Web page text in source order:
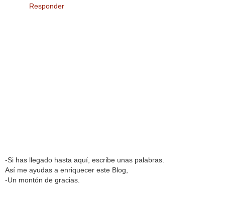
Responder
-Si has llegado hasta aquí, escribe unas palabras.
Así me ayudas a enriquecer este Blog,
-Un montón de gracias.